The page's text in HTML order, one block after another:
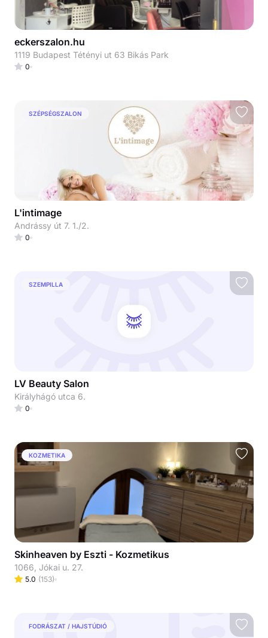
eckerszalon.hu
1119 Budapest Tétényi ut 63 Bikás Park
0
SZÉPSÉGSZALON
L'intimage
Andrássy út 7. 1./2.
0
SZEMPILLA
LV Beauty Salon
Királyhágó utca 6.
0
KOZMETIKA
Skinheaven by Eszti - Kozmetikus
1066, Jókai u. 27.
5.0 (153)
FODRÁSZAT / HAJSTÚDIÓ